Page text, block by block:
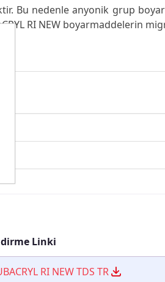
Bu nedenle anyonik grup
RI NEW boyarmaddelerin
Linki
RI NEW TDS TR